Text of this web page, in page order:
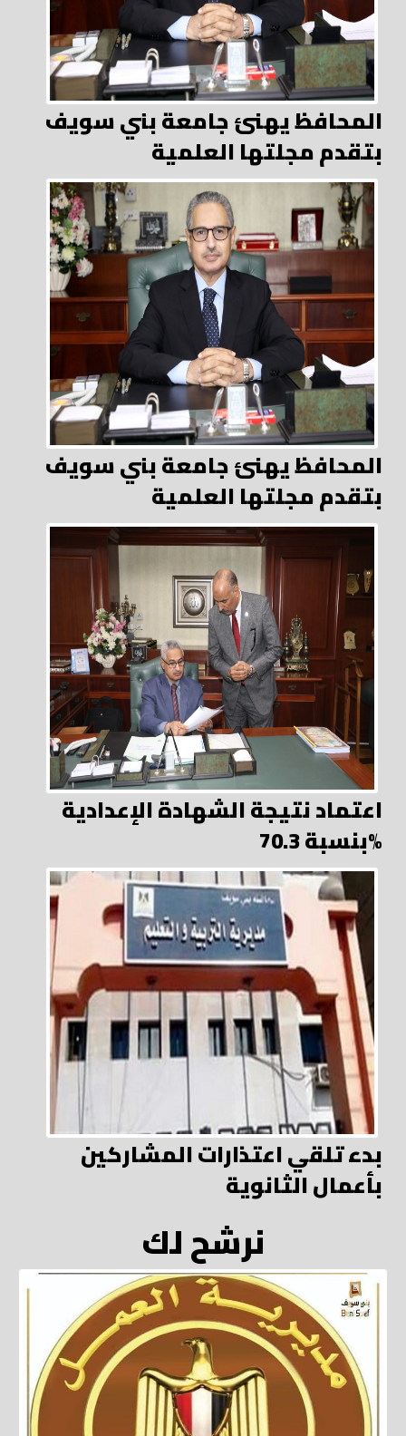
المحافظ يهنئ جامعة بني سويف
بتقدم مجلتها العلمية
المحافظ يهنئ جامعة بني سويف
بتقدم مجلتها العلمية
اعتماد نتيجة الشهادة الإعدادية
بنسبة 70.3%
بدء تلقي اعتذارات المشاركين
بأعمال الثانوية
نرشح لك